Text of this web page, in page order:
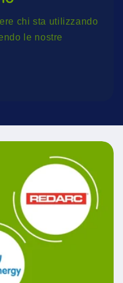
chi sta utilizzando
le nostre